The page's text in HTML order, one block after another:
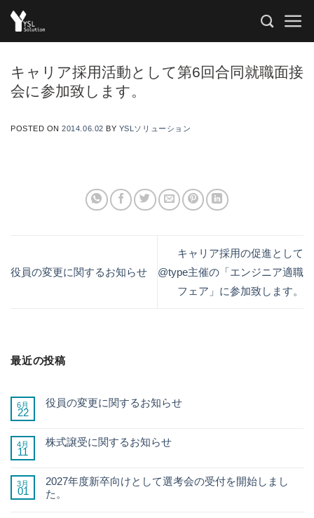
Skip
キャリア採用活動として第6回合同就職面接
会に参加致します。
POSTED ON2014.06.02 BY YSLソリューション
役員の変更に関するお知らせ
キャリア採用の促進として
@type主催の「エンジニア適職
フェア」に参加致します。
最近の投稿
22
6月 役員の変更に関するお知らせ
11
4月 株式譲受に関するお知らせ
01
3月
2027年度新卒向けとして選考会の受付を開始しまし
た。